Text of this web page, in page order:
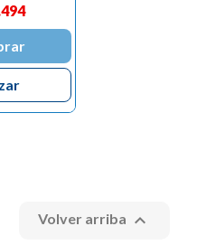
Volver arriba 